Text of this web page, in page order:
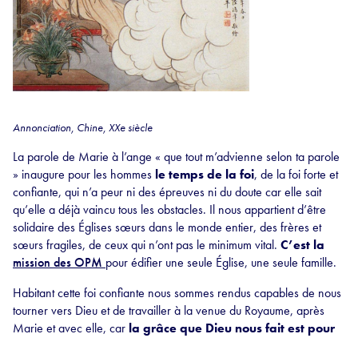
Annonciation, Chine, XXe siècle
La parole de Marie à l’ange « que tout m’advienne selon ta parole
» inaugure pour les hommes le temps de la foi, de la foi forte et
confiante, qui n’a peur ni des épreuves ni du doute car elle sait
qu’elle a déjà vaincu tous les obstacles. Il nous appartient d’être
solidaire des Églises sœurs dans le monde entier, des frères et
sœurs fragiles, de ceux qui n’ont pas le minimum vital. C’est la
mission des OPM pour édifier une seule Église, une seule famille.
Habitant cette foi confiante nous sommes rendus capables de nous
tourner vers Dieu et de travailler à la venue du Royaume, après
Marie et avec elle, car la grâce que Dieu nous fait est pour